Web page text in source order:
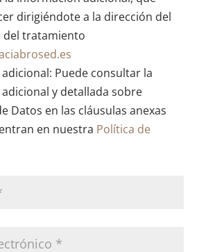
dirigiéndote a la dirección del
del tratamiento
Puede consultar la
y detallada sobre
Datos en las cláusulas anexas
en nuestra Política de